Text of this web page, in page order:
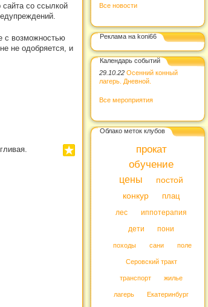
со ссылкой
с возможностью
не одобряется, и
Все новости
Реклама на koni66
Календарь событий
29.10.22 Осенний конный
лагерь. Дневной.
Все мероприятия
Облако меток клубов
прокат
обучение
цены
постой
конкур
плац
лес
иппотерапия
дети
пони
походы сани поле
Серовский тракт
транспорт жилье
лагерь Екатеринбург